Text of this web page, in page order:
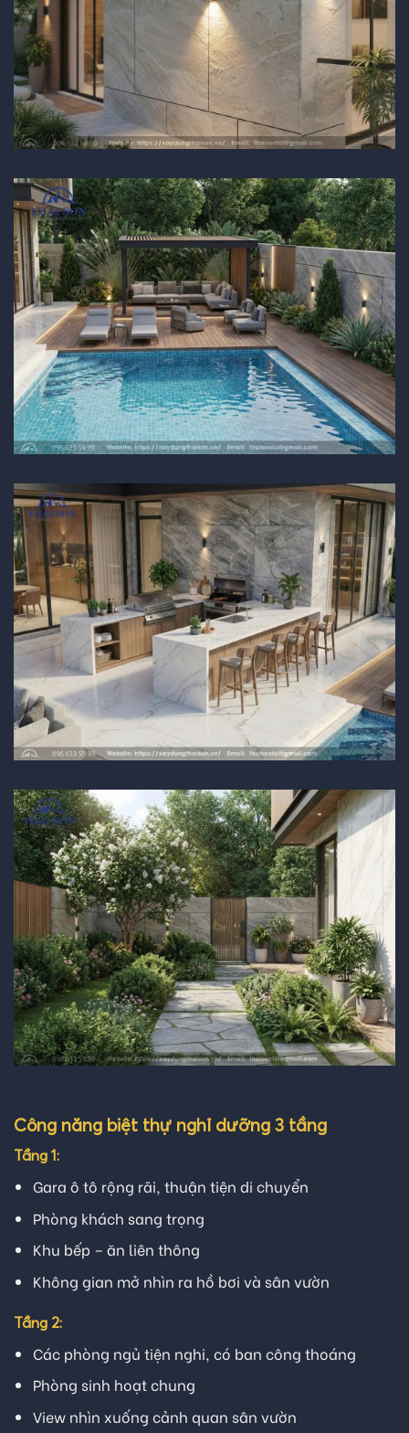
Công năng biệt thự nghỉ dưỡng 3 tầng
Tầng 1:
Gara ô tô rộng rãi, thuận tiện di chuyển
Phòng khách sang trọng
Khu bếp – ăn liên thông
Không gian mở nhìn ra hồ bơi và sân vườn
Tầng 2:
Các phòng ngủ tiện nghi, có ban công thoáng
Phòng sinh hoạt chung
View nhìn xuống cảnh quan sân vườn